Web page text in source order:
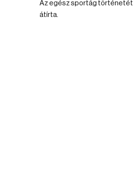
Az egész sportág történetét
átírta.